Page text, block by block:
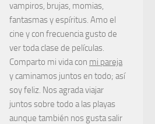
vampiros, brujas, momias,
fantasmas y espíritus. Amo el
cine y con frecuencia gusto de
ver toda clase de películas.
Comparto mi vida con mi pareja
y caminamos juntos en todo; así
soy feliz. Nos agrada viajar
juntos sobre todo a las playas
aunque también nos gusta salir